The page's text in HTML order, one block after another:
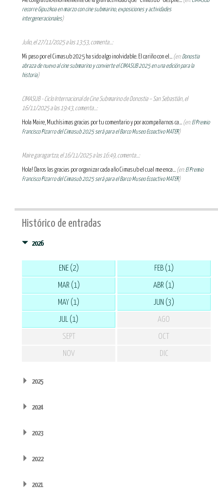
recorre Gipuzkoa en marzo con cine submarino, exposiciones y actividades
intergeneracionales)
Julio, el 27/11/2025 a las 13:53, comenta...:
Mi paso por el Cimasub 2025 ha sido algo inolvidable. El cariño con el... (en:Donostia
abraza de nuevo al cine submarino y convierte el CIMASUB 2025 en una edición para la
historia)
CIMASUB - Ciclo Internacional de Cine Submarino de Donostia – San Sebastián, el
16/11/2025 a las 19:43, comenta...:
Hola Maire, Muchísimas gracias por tu comentario y por acompañarnos ca... (en:El Premio
Francisco Pizarro del Cimasub 2025 será para el Barco Museo Ecoactivo MATER)
Maire garagartza, el 16/11/2025 a las 16:49, comenta...:
Hola! Daros las gracias por organizar cada año Cimasub el cual me enca... (en:El Premio
Francisco Pizarro del Cimasub 2025 será para el Barco Museo Ecoactivo MATER)
Histórico de entradas
2026
ENE (2) FEB (1)
MAR (1) ABR (1)
MAY (1) JUN (3)
JUL (1) AGO
SEPT OCT
NOV DIC
2025
2024
2023
2022
2021